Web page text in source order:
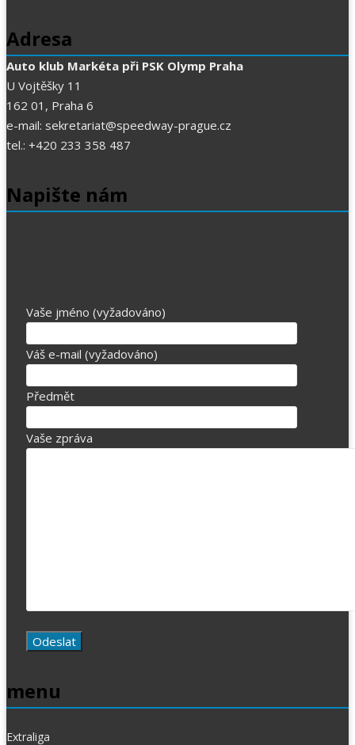
Adresa
Auto klub Markéta při PSK Olymp Praha
U Vojtěšky 11
162 01, Praha 6
e-mail: sekretariat@speedway-prague.cz
tel.: +420 233 358 487
Napište nám
Vaše jméno (vyžadováno)
Váš e-mail (vyžadováno)
Předmět
Vaše zpráva
menu
Extraliga